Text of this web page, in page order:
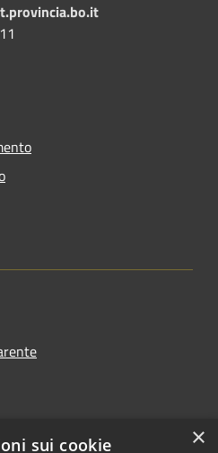
×
sui cookie